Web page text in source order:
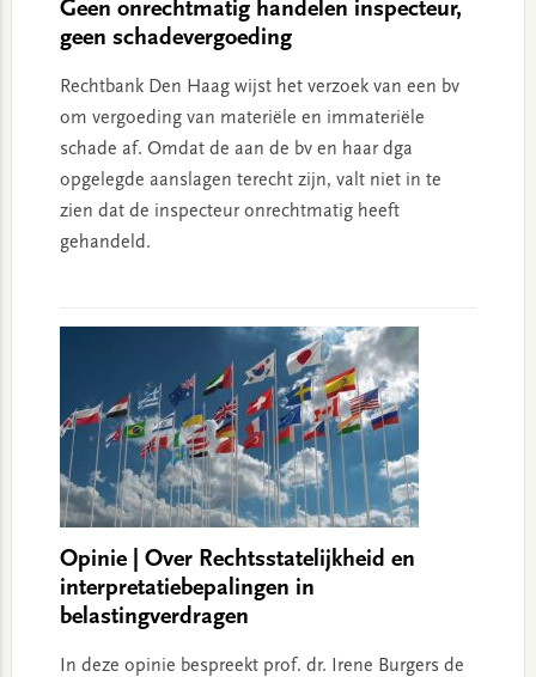
Geen onrechtmatig handelen inspecteur,
geen schadevergoeding
Rechtbank Den Haag wijst het verzoek van een bv
om vergoeding van materiële en immateriële
schade af. Omdat de aan de bv en haar dga
opgelegde aanslagen terecht zijn, valt niet in te
zien dat de inspecteur onrechtmatig heeft
gehandeld.
Opinie | Over Rechtsstatelijkheid en
interpretatiebepalingen in
belastingverdragen
In deze opinie bespreekt prof. dr. Irene Burgers de